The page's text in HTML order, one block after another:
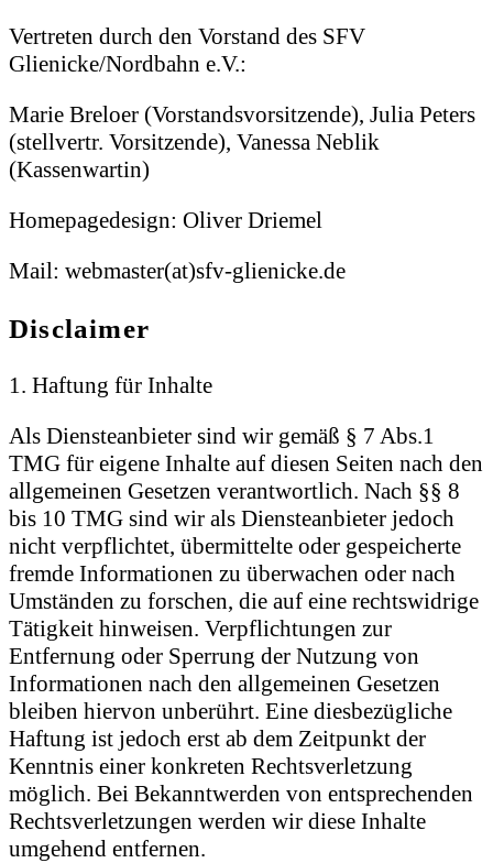
Vertreten durch den Vorstand des SFV
Glienicke/Nordbahn e.V.:
Marie Breloer (Vorstandsvorsitzende), Julia Peters
(stellvertr. Vorsitzende), Vanessa Neblik
(Kassenwartin)
Homepagedesign: Oliver Driemel
Mail: webmaster(at)sfv-glienicke.de
Disclaimer
1. Haftung für Inhalte
Als Diensteanbieter sind wir gemäß § 7 Abs.1
TMG für eigene Inhalte auf diesen Seiten nach den
allgemeinen Gesetzen verantwortlich. Nach §§ 8
bis 10 TMG sind wir als Diensteanbieter jedoch
nicht verpflichtet, übermittelte oder gespeicherte
fremde Informationen zu überwachen oder nach
Umständen zu forschen, die auf eine rechtswidrige
Tätigkeit hinweisen. Verpflichtungen zur
Entfernung oder Sperrung der Nutzung von
Informationen nach den allgemeinen Gesetzen
bleiben hiervon unberührt. Eine diesbezügliche
Haftung ist jedoch erst ab dem Zeitpunkt der
Kenntnis einer konkreten Rechtsverletzung
möglich. Bei Bekanntwerden von entsprechenden
Rechtsverletzungen werden wir diese Inhalte
umgehend entfernen.